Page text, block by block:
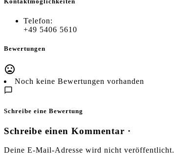
Telefon:
+49 5406 5610
Bewertungen
Noch keine Bewertungen vorhanden
Schreibe eine Bewertung
Schreibe einen Kommentar ·
Deine E-Mail-Adresse wird nicht veröffentlicht.